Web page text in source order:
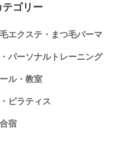
テゴリー
エクステ・まつ毛パーマ
パーソナルトレーニング
ル・教室
ピラティス
宿